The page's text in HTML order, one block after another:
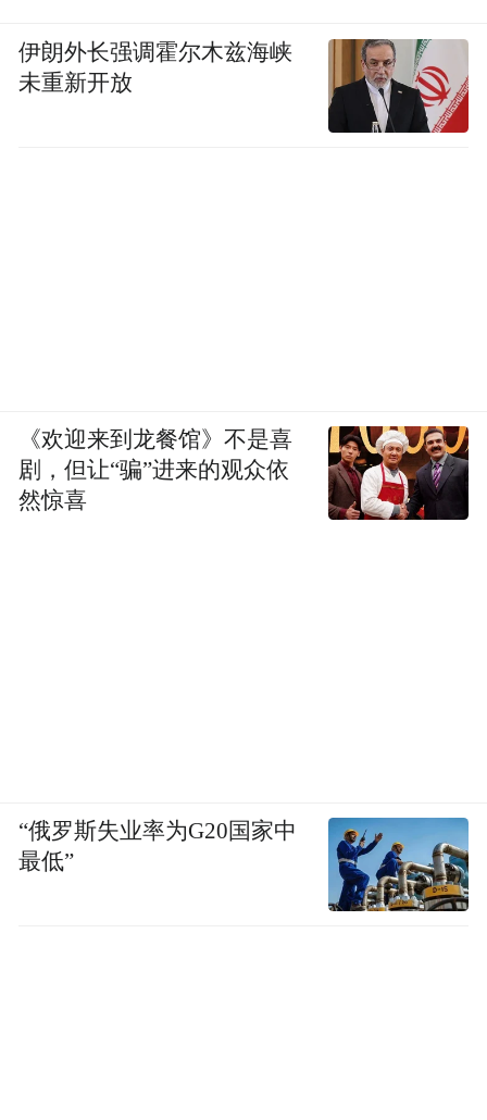
伊朗外长强调霍尔木兹海峡
未重新开放
《欢迎来到龙餐馆》不是喜
剧，但让“骗”进来的观众依
然惊喜
“俄罗斯失业率为G20国家中
最低”